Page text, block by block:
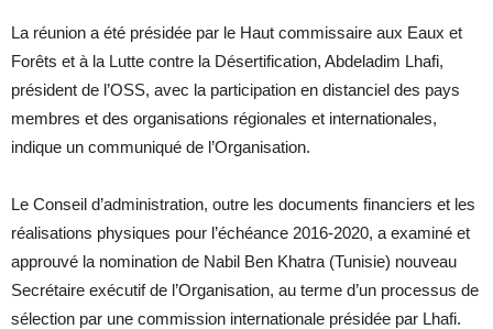
La réunion a été présidée par le Haut commissaire aux Eaux et
Forêts et à la Lutte contre la Désertification, Abdeladim Lhafi,
président de l’OSS, avec la participation en distanciel des pays
membres et des organisations régionales et internationales,
indique un communiqué de l’Organisation.
Le Conseil d’administration, outre les documents financiers et les
réalisations physiques pour l’échéance 2016-2020, a examiné et
approuvé la nomination de Nabil Ben Khatra (Tunisie) nouveau
Secrétaire exécutif de l’Organisation, au terme d’un processus de
sélection par une commission internationale présidée par Lhafi.